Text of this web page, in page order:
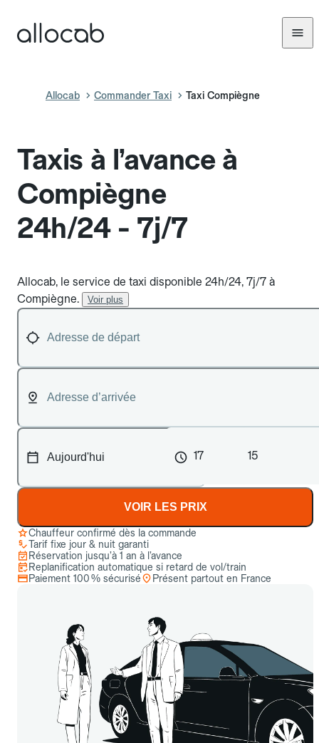
Allocab Commander Taxi Taxi Compiègne
Taxis à l’avance à
Compiègne
24h/24 - 7j/7
Allocab, le service de taxi disponible 24h/24, 7j/7 à
Compiègne.
Voir plus
17 15
VOIR LES PRIX
Chauffeur confirmé dès la commande
Tarif fixe jour & nuit garanti
Réservation jusqu’à 1 an à l’avance
Replanification automatique si retard de vol/train
Paiement 100 % sécurisé
Présent partout en France